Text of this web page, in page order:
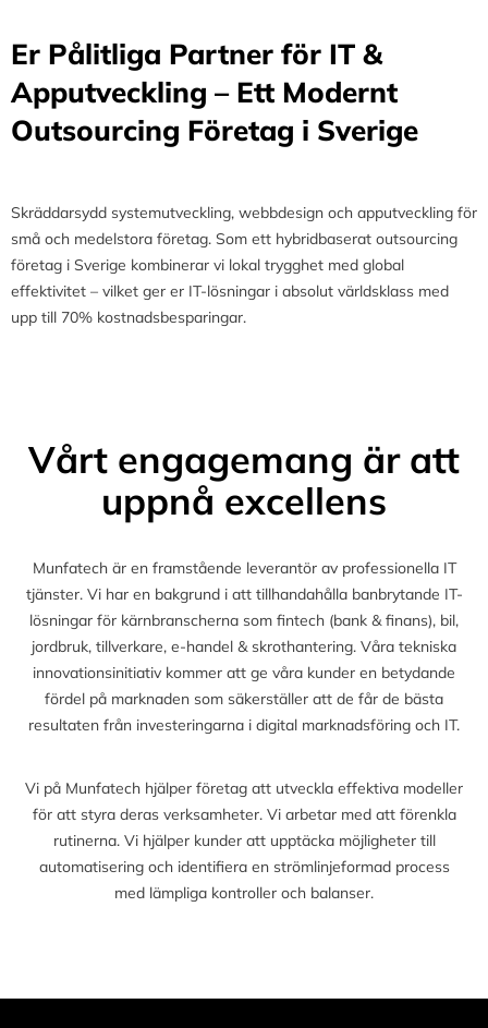
Er Pålitliga Partner för IT &
Apputveckling – Ett Modernt
Outsourcing Företag i Sverige
Skräddarsydd systemutveckling, webbdesign och apputveckling för
små och medelstora företag. Som ett hybridbaserat outsourcing
företag i Sverige kombinerar vi lokal trygghet med global
effektivitet – vilket ger er IT-lösningar i absolut världsklass med
upp till 70% kostnadsbesparingar.
Vårt engagemang är att
uppnå excellens
Munfatech är en framstående leverantör av professionella IT
tjänster. Vi har en bakgrund i att tillhandahålla banbrytande IT-
lösningar för kärnbranscherna som fintech (bank & finans), bil,
jordbruk, tillverkare, e-handel & skrothantering. Våra tekniska
innovationsinitiativ kommer att ge våra kunder en betydande
fördel på marknaden som säkerställer att de får de bästa
resultaten från investeringarna i digital marknadsföring och IT.
Vi på Munfatech hjälper företag att utveckla effektiva modeller
för att styra deras verksamheter. Vi arbetar med att förenkla
rutinerna. Vi hjälper kunder att upptäcka möjligheter till
automatisering och identifiera en strömlinjeformad process
med lämpliga kontroller och balanser.